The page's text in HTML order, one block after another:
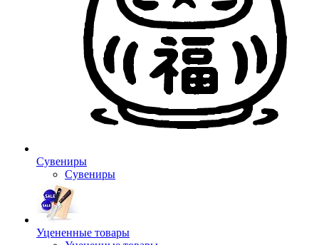
Сувениры
Сувениры
Уцененные товары